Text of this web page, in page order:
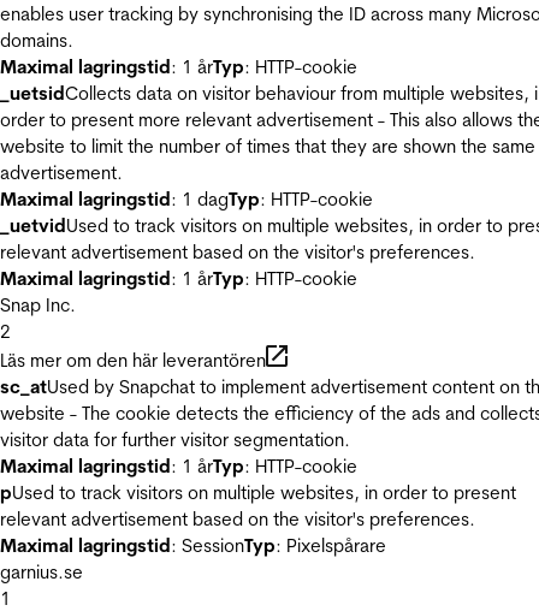
enables user tracking by synchronising the ID across many
domains.
Maximal lagringstid: 1 årTyp: HTTP-cookie
_uetsidCollects data on visitor behaviour from multiple websites,
order to present more relevant advertisement - This also allows
website to limit the number of times that they are shown the same
advertisement.
Maximal lagringstid: 1 dagTyp: HTTP-cookie
_uetvidUsed to track visitors on multiple websites, in order to
relevant advertisement based on the visitor's preferences.
Maximal lagringstid: 1 årTyp: HTTP-cookie
Snap Inc.
2
Läs mer om den här leverantören
sc_atUsed by Snapchat to implement advertisement content on
website - The cookie detects the efficiency of the ads and
visitor data for further visitor segmentation.
Maximal lagringstid: 1 årTyp: HTTP-cookie
pUsed to track visitors on multiple websites, in order to present
relevant advertisement based on the visitor's preferences.
Maximal lagringstid: SessionTyp: Pixelspårare
garnius.se
1